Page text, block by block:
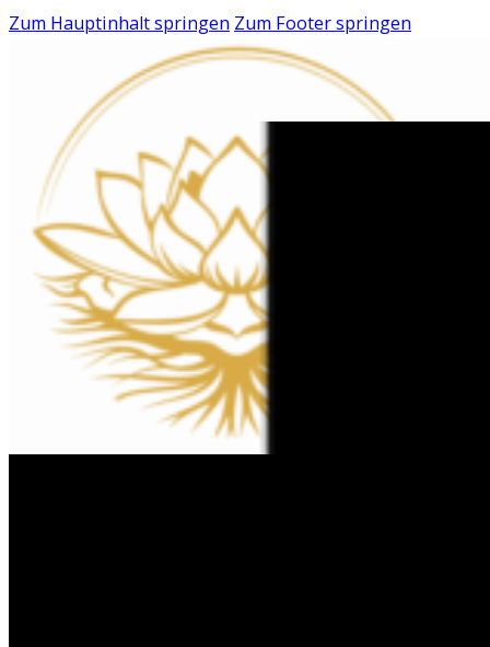
Zum Hauptinhalt springen Zum Footer springen